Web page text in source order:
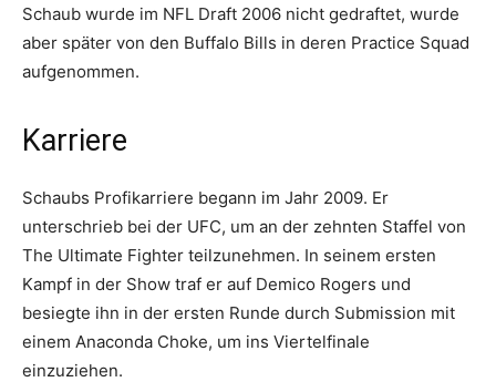
Schaub wurde im NFL Draft 2006 nicht gedraftet, wurde
aber später von den Buffalo Bills in deren Practice Squad
aufgenommen.
Karriere
Schaubs Profikarriere begann im Jahr 2009. Er
unterschrieb bei der UFC, um an der zehnten Staffel von
The Ultimate Fighter teilzunehmen. In seinem ersten
Kampf in der Show traf er auf Demico Rogers und
besiegte ihn in der ersten Runde durch Submission mit
einem Anaconda Choke, um ins Viertelfinale
einzuziehen.